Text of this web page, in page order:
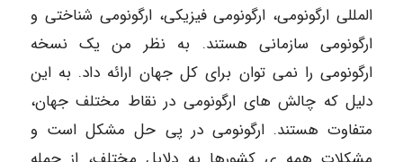
المللی ارگونومی، ارگونومی فیزیکی، ارگونومی شناختی و
ارگونومی سازمانی هستند. به نظر من یک نسخه
ارگونومی را نمی توان برای کل جهان ارائه داد. به این
دلیل که چالش های ارگونومی در نقاط مختلف جهان،
متفاوت هستند. ارگونومی در پی حل مشکل است و